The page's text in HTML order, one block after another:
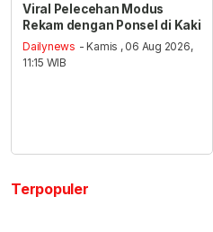
Viral Pelecehan Modus
Rekam dengan Ponsel di Kaki
Dailynews - Kamis , 06 Aug 2026,
11:15 WIB
Terpopuler